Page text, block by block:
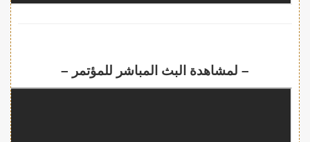
– لمشاهدة البث المباشر للمؤتمر –